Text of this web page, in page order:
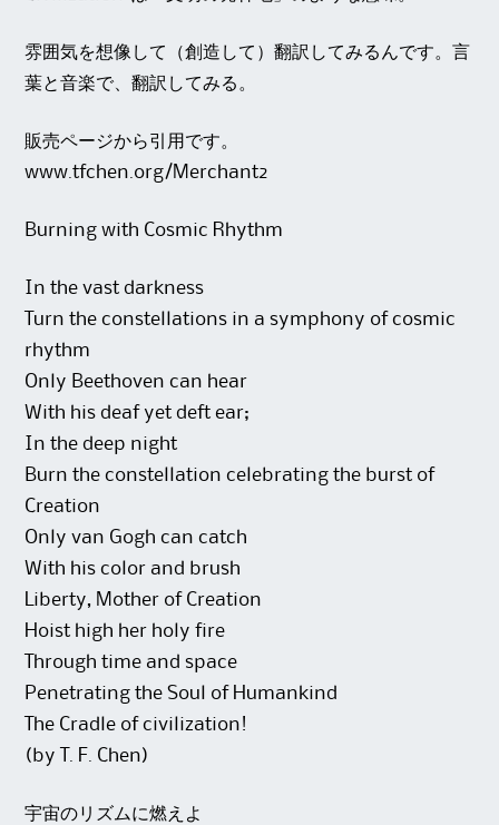
雰囲気を想像して（創造して）翻訳してみるんです。言
葉と音楽で、翻訳してみる。
販売ページから引用です。
www.tfchen.org/Merchant2
Burning with Cosmic Rhythm
In the vast darkness
Turn the constellations in a symphony of cosmic
rhythm
Only Beethoven can hear
With his deaf yet deft ear;
In the deep night
Burn the constellation celebrating the burst of
Creation
Only van Gogh can catch
With his color and brush
Liberty, Mother of Creation
Hoist high her holy fire
Through time and space
Penetrating the Soul of Humankind
The Cradle of civilization!
(by T. F. Chen)
宇宙のリズムに燃えよ